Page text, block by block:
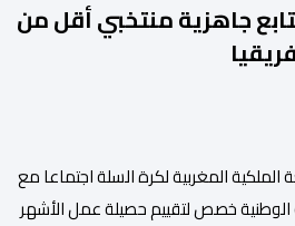
جاهزية منتخبي أقل من
المغربية لكرة السلة اجتماعا مع
الوطنية خصص لتقييم حصيلة عمل الأشهر